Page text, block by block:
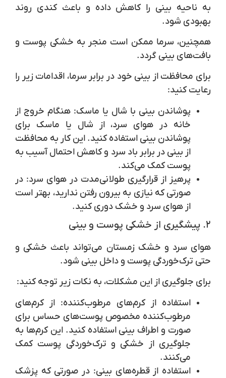
به ناحیه بینی را کاهش داده و باعث کندی روند
بهبودی شود.
همچنین، سرما ممکن است منجر به خشکی پوست و
بافت‌های بینی گردد.
برای محافظت از بینی خود در برابر سرما، اقدامات زیر را
رعایت کنید:
پوشاندن بینی با شال یا ماسک: هنگام خروج از
خانه در هوای سرد، از شال یا ماسک برای
پوشاندن بینی استفاده کنید. این کار به محافظت
از بینی در برابر باد سرد و کاهش احتمال آسیب به
پوست کمک می‌کند.
پرهیز از قرارگیری طولانی‌مدت در هوای سرد: در
صورتی که نیازی به بیرون رفتن ندارید، بهتر است
از هوای سرد و خشک دوری کنید.
۲. پیشگیری از خشکی پوست و بینی
هوای سرد و خشک زمستان می‌تواند باعث خشکی و
حتی ترک‌خوردگی پوست و داخل بینی شود.
برای جلوگیری از این مشکلات، به نکات زیر توجه کنید:
استفاده از کرم‌های مرطوب‌کننده: از کرم‌های
مرطوب‌کننده مخصوص پوست‌های حساس برای
صورت و اطراف بینی استفاده کنید. این کرم‌ها به
جلوگیری از خشکی و ترک‌خوردگی پوست کمک
می‌کنند.
استفاده از قطره‌های بینی: در صورتی که پزشک